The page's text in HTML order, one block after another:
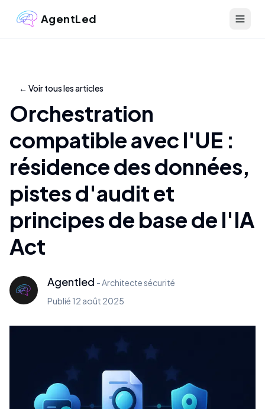
AgentLed
← Voir tous les articles
Orchestration
compatible avec l'UE :
résidence des données,
pistes d'audit et
principes de base de l'IA
Act
Agentled -Architecte sécurité
Publié 12 août 2025